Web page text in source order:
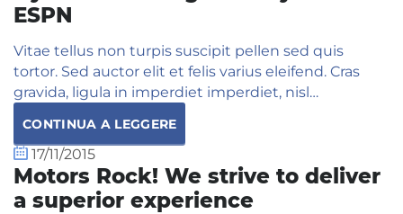
ESPN
Vitae tellus non turpis suscipit pellen sed quis
tortor. Sed auctor elit et felis varius eleifend. Cras
gravida, ligula in imperdiet imperdiet, nisl…
CONTINUA A LEGGERE
17/11/2015
Motors Rock! We strive to deliver
a superior experience